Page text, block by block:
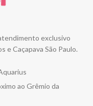
exclusivo
e Caçapava São Paulo.
ao Grêmio da